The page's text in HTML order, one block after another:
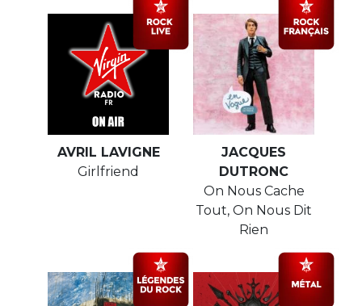
AVRIL LAVIGNE
Girlfriend
JACQUES
DUTRONC
On Nous Cache
Tout, On Nous Dit
Rien